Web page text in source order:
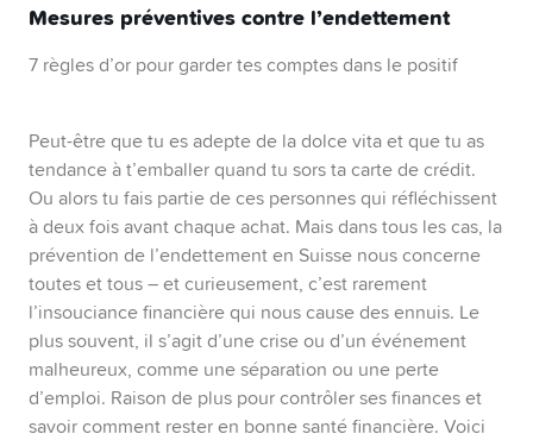
Mesures préventives contre l’endettement
7 règles d’or pour garder tes comptes dans le positif
Peut-être que tu es adepte de la dolce vita et que tu as
tendance à t’emballer quand tu sors ta carte de crédit.
Ou alors tu fais partie de ces personnes qui réfléchissent
à deux fois avant chaque achat. Mais dans tous les cas, la
prévention de l’endettement en Suisse nous concerne
toutes et tous – et curieusement, c’est rarement
l’insouciance financière qui nous cause des ennuis. Le
plus souvent, il s’agit d’une crise ou d’un événement
malheureux, comme une séparation ou une perte
d’emploi. Raison de plus pour contrôler ses finances et
savoir comment rester en bonne santé financière. Voici